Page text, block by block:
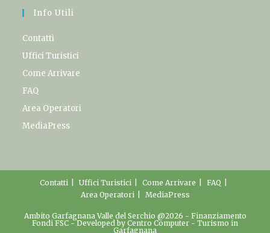
Info Utili
Contatti
Uffici Turistici
Come Arrivare
FAQ
Area Operatori
MediaPress
Contatti Uffici Turistici Come Arrivare
FAQ
Area Operatori
MediaPress
Ambito Garfagnana Valle del Serchio @2026 - Finanziamento
Fondi FSC - Developed by Centro Computer - Turismo in
Garfagnana